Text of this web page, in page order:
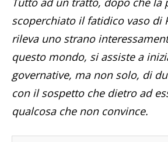
scoperchiato il fatidico vaso di
rileva uno strano
questo mondo, si assiste a
governative, ma non solo, di
con il sospetto che dietro ad
qualcosa che non convince.